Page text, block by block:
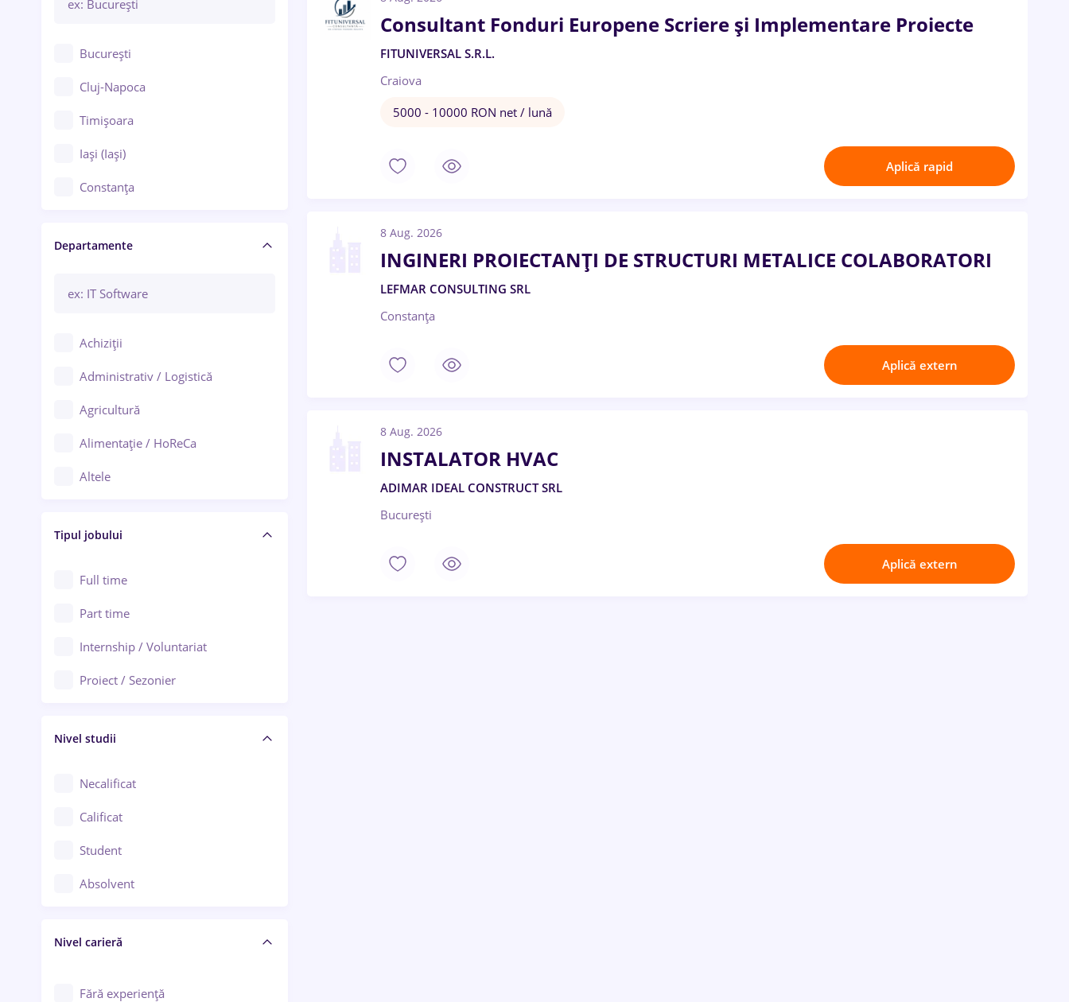
București
Cluj-Napoca
Timișoara
Iași (Iași)
Constanța
Brașov
Bacău
Galați (Galați)
Ploiești
Arad
Baia Mare
Bârlad
Bistrița (Bistrița-Năsăud)
Departamente
Achiziții
Administrativ / Logistică
Agricultură
Alimentație / HoReCa
Altele
Asigurări
Au pair / Babysitter / Curățenie
Audit / Consultanță
Auto / Echipamente
Automatizări
Cercetare - dezvoltare
Chimie / Biochimie
Confecții / Design vestimentar
Construcții / Instalații
Controlul calității
Educație / Training / Arte
Tipul jobului
Full time
Part time
Internship / Voluntariat
Proiect / Sezonier
Nivel studii
Necalificat
Calificat
Student
Absolvent
Nivel carieră
Fără experiență
Consultant Fonduri Europene Scriere și Implementare Proiecte
FITUNIVERSAL S.R.L.
Craiova
5000 - 10000 RON net / lună
Aplică rapid
8 Aug. 2026
INGINERI PROIECTANȚI DE STRUCTURI METALICE COLABORATORI
LEFMAR CONSULTING SRL
Constanța
Aplică extern
8 Aug. 2026
INSTALATOR HVAC
ADIMAR IDEAL CONSTRUCT SRL
București
Aplică extern